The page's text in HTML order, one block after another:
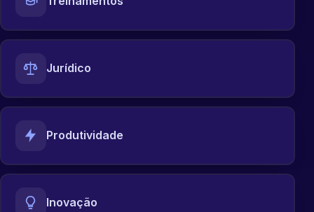
Jurídico
Produtividade
Inovação